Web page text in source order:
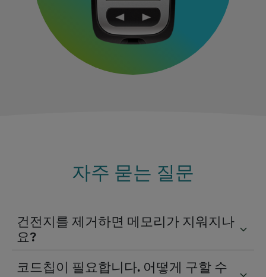
자주 묻는 질문
건전지를 제거하면 메모리가 지워지나
요?
코드칩이 필요합니다. 어떻게 구할 수